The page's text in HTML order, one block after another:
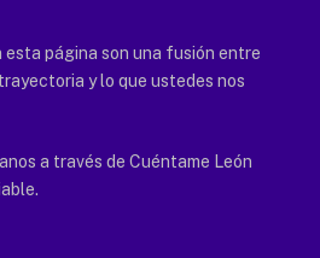
esta página son una fusión entre
y lo que ustedes nos
a través de Cuéntame León